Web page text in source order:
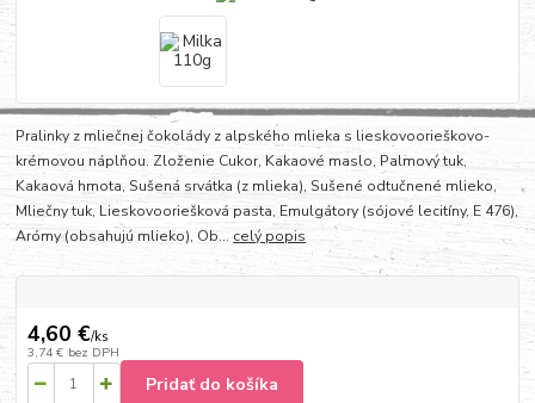
Pralinky z mliečnej čokolády z alpského mlieka s lieskovoorieškovo-
krémovou náplňou. Zloženie Cukor, Kakaové maslo, Palmový tuk,
Kakaová hmota, Sušená srvátka (z mlieka), Sušené odtučnené mlieko,
Mliečny tuk, Lieskovooriešková pasta, Emulgátory (sójové lecitíny, E 476),
Arómy (obsahujú mlieko), Ob... celý popis
4,60 €/ks
3,74 € bez DPH
Pridať do košíka